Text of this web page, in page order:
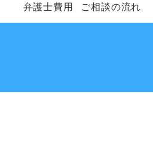
弁護士費用 ご相談の流れ